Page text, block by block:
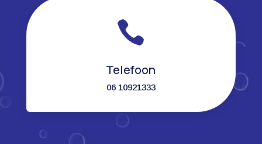

Telefoon
06 10921333